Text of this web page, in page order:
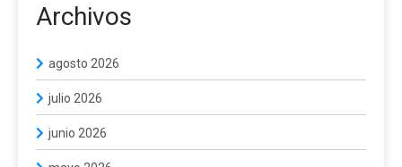
Archivos
agosto 2026
julio 2026
junio 2026